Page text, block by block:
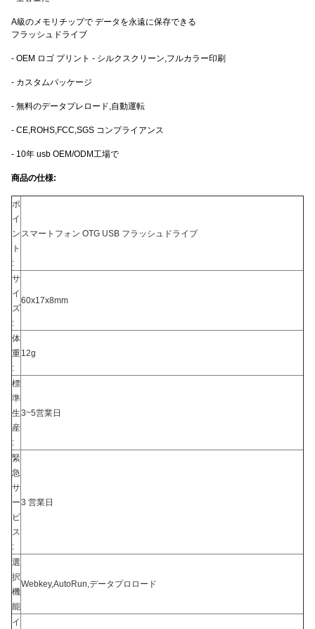
A級のメモリチップで データを永遠に保存できる
フラッシュドライブ
- OEM ロゴ プリント - シルクスクリーン,フルカラー印刷
- カスタムパッケージ
- 無料のデータプレロード,自動運転
- CE,ROHS,FCC,SGS コンプライアンス
- 10年 usb OEM/ODM工場で
商品の仕様:
ポ
イ
ン
ト
:
スマートフォン OTG USB フラッシュドライブ
サ
イ
ズ
:
60x17x8mm
体
重
:
12g
標
準
生
産
:
3~5営業日
緊
急
サ
ー
ビ
ス
:
3 営業日
選
択
機
能
Webkey,AutoRun,データプロロード
イ